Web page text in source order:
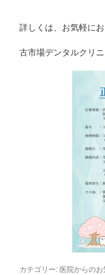
詳しくは、お気軽に
古市場デンタルクリ
カテゴリー: 医院からの